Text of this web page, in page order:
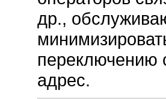
др.,
переключению
адрес.